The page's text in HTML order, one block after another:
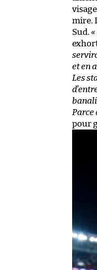
mire.
Sud. «
et en
Les
Parce
pour